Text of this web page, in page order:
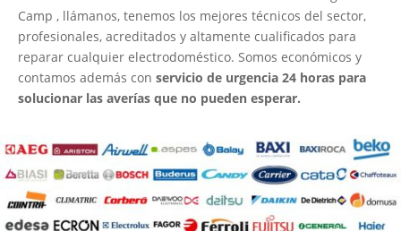
Camp , llámanos, tenemos los mejores técnicos del sector,
profesionales, acreditados y altamente cualificados para
reparar cualquier electrodoméstico. Somos económicos y
contamos además con servicio de urgencia 24 horas para
solucionar las averías que no pueden esperar.